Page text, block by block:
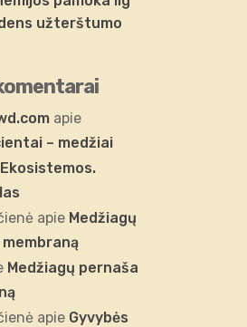
užterštumo
apie
– medžiai
Ekosistemos.
apie Medžiagų
Medžiagų pernaša
apie Gyvybės